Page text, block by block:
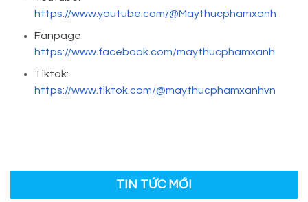
https://www.youtube.com/@Maythucphamxanh
Fanpage:
https://www.facebook.com/maythucphamxanh
Tiktok:
https://www.tiktok.com/@maythucphamxanhvn
TIN TỨC MỚI